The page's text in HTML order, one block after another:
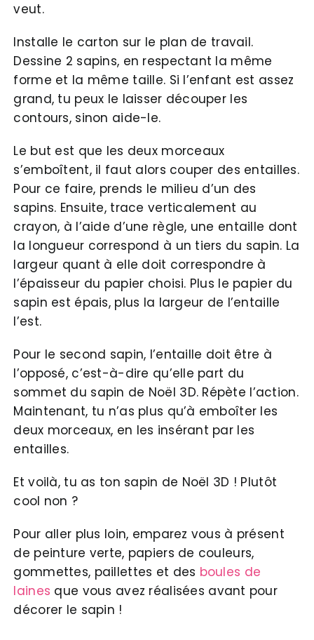
veut.
Installe le carton sur le plan de travail.
Dessine 2 sapins, en respectant la même
forme et la même taille. Si l’enfant est assez
grand, tu peux le laisser découper les
contours, sinon aide-le.
Le but est que les deux morceaux
s’emboîtent, il faut alors couper des entailles.
Pour ce faire, prends le milieu d’un des
sapins. Ensuite, trace verticalement au
crayon, à l’aide d’une règle, une entaille dont
la longueur correspond à un tiers du sapin. La
largeur quant à elle doit correspondre à
l’épaisseur du papier choisi. Plus le papier du
sapin est épais, plus la largeur de l’entaille
l’est.
Pour le second sapin, l’entaille doit être à
l’opposé, c’est-à-dire qu’elle part du
sommet du sapin de Noël 3D. Répète l’action.
Maintenant, tu n’as plus qu’à emboîter les
deux morceaux, en les insérant par les
entailles.
Et voilà, tu as ton sapin de Noël 3D ! Plutôt
cool non ?
Pour aller plus loin, emparez vous à présent
de peinture verte, papiers de couleurs,
gommettes, paillettes et des boules de
laines que vous avez réalisées avant pour
décorer le sapin !